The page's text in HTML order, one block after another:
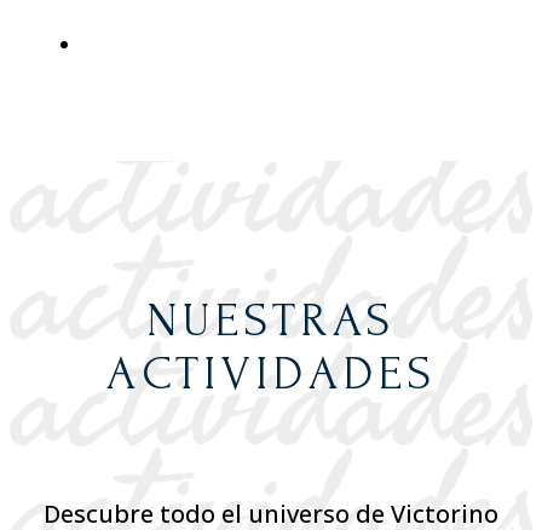
NUESTRAS
ACTIVIDADES
Descubre todo el universo de Victorino